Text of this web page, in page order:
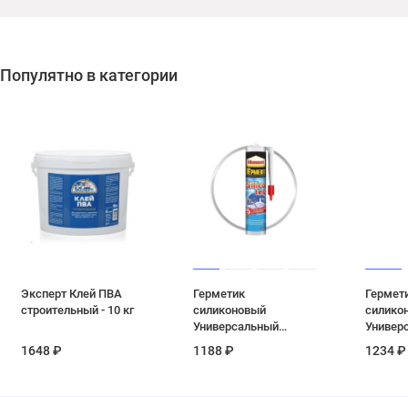
Популятно в категории
Эксперт Клей ПВА
строительный - 10 кг
1648 ₽
Герметик
силиконовый
Универсальный
белый 280 мл
1188 ₽ 1234 ₽